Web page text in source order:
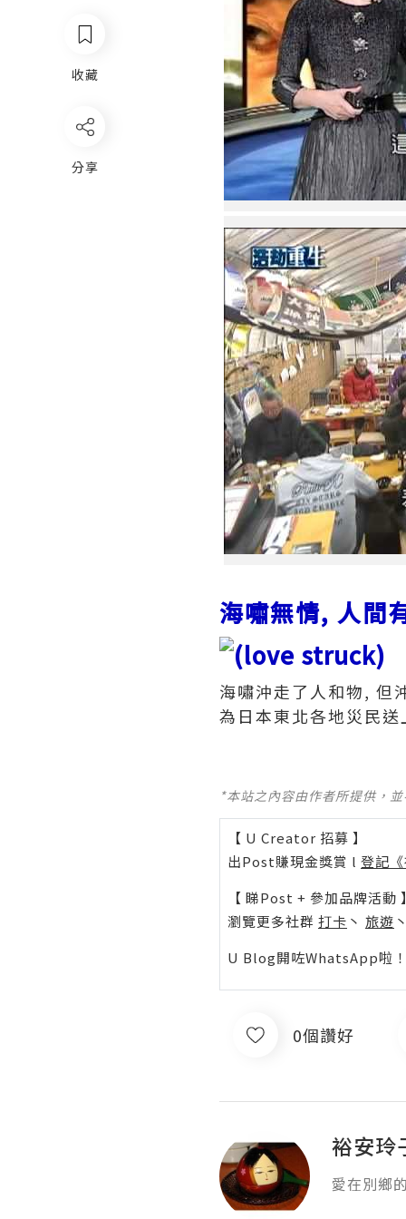
收藏
分享
海嘯無情, 人間
海嘯沖走了人和物, 但
為日本東北各地災民
*本站之內容由作者所提供，
【 U Creator 招募 】
出Post賺現金獎賞 l 登記
【 睇Post + 參加品牌活動
瀏覽更多社群 打卡 丶 旅遊
U Blog開咗WhatsApp啦
0個讚好
裕安玲
愛在別鄉